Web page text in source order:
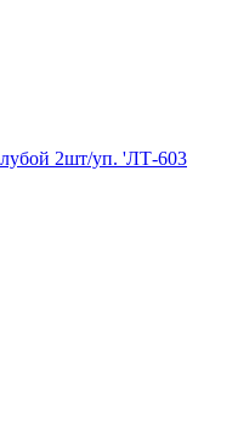
2шт/уп. 'ЛТ-603